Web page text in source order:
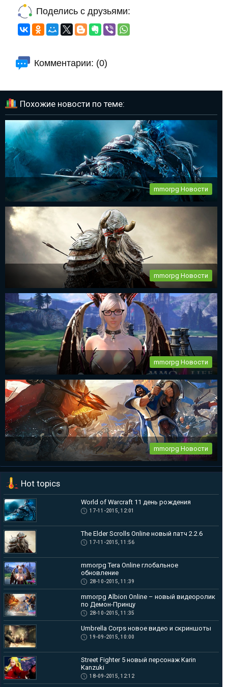
Поделись с друзьями:
Комментарии: (0)
Похожие новости по теме:
mmorpg Новости
World of Warcraft 11 день рождения
Все фанаты mmorpg World of Warcraft празднуют 11-ый день
рождения...
mmorpg Новости
The Elder Scrolls Online новый патч 2.2.6
...
mmorpg Новости
mmorpg Tera Online глобальное обновление
Destiny Development продолжает работу над своим проектом
— Tera...
mmorpg Новости
Чтобы подогреть и без того не малый ажиотаж в преддверии
ЗБТ в mmorpg...
Hot topics
World of Warcraft 11 день рождения
17-11-2015, 12:01
The Elder Scrolls Online новый патч 2.2.6
17-11-2015, 11:56
mmorpg Tera Online глобальное
обновление
28-10-2015, 11:39
mmorpg Albion Online – новый видеоролик
по Демон-Принцу
28-10-2015, 11:35
Umbrella Corps новое видео и скриншоты
19-09-2015, 10:00
Street Fighter 5 новый персонаж Karin
Kanzuki
18-09-2015, 12:12